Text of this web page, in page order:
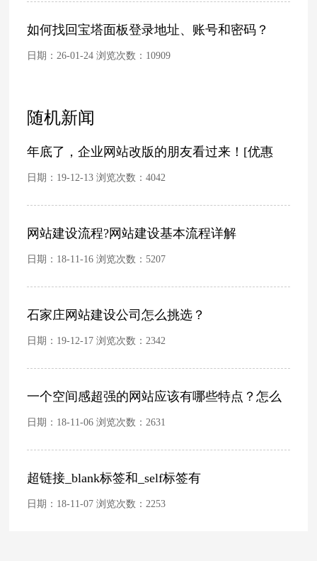
如何找回宝塔面板登录地址、账号和密码？
日期：26-01-24 浏览次数： 10909
随机新闻
年底了，企业网站改版的朋友看过来！[优惠
日期：19-12-13 浏览次数：4042
网站建设流程?网站建设基本流程详解
日期：18-11-16 浏览次数：5207
石家庄网站建设公司怎么挑选？
日期：19-12-17 浏览次数： 2342
一个空间感超强的网站应该有哪些特点？怎么
日期：18-11-06 浏览次数： 2631
超链接_blank标签和_self标签有
日期：18-11-07 浏览次数： 2253